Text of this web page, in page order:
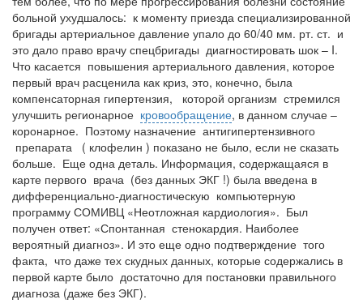
больной ухудшалось: к моменту приезда специализированной
бригады артериальное давление упало до 60/40 мм. рт. ст. и
это дало право врачу спецбригады диагностировать шок – I.
Что касается повышения артериального давления, которое
первый врач расценила как криз, это, конечно, была
компенсаторная гипертензия, которой организм стремился
улучшить регионарное кровообращение, в данном случае –
коронарное. Поэтому назначение антигипертензивного
препарата ( клофелин ) показано не было, если не сказать
больше. Еще одна деталь. Информация, содержащаяся в
карте первого врача (без данных ЭКГ !) была введена в
дифференциально-диагностическую компьютерную
программу СОМИВЦ «Неотложная кардиология». Был
получен ответ: «Спонтанная стенокардия. Наиболее
вероятный диагноз». И это еще одно подтверждение того
факта, что даже тех скудных данных, которые содержались в
первой карте было достаточно для постановки правильного
диагноза (даже без ЭКГ).